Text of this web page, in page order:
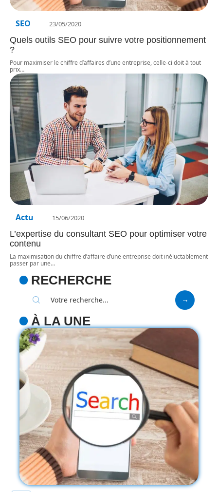
SEO 23/05/2020
Quels outils SEO pour suivre votre positionnement
?
Pour maximiser le chiffre d’affaires d’une entreprise, celle-ci doit à tout
prix…
Actu 15/06/2020
L’expertise du consultant SEO pour optimiser votre
contenu
La maximisation du chiffre d’affaire d’une entreprise doit inéluctablement
passer par une…
RECHERCHE
À LA UNE